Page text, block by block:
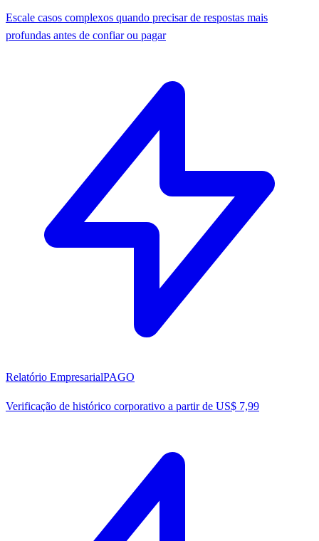
Escale casos complexos quando precisar de respostas mais
profundas antes de confiar ou pagar
Relatório EmpresarialPAGO
Verificação de histórico corporativo a partir de US$ 7,99